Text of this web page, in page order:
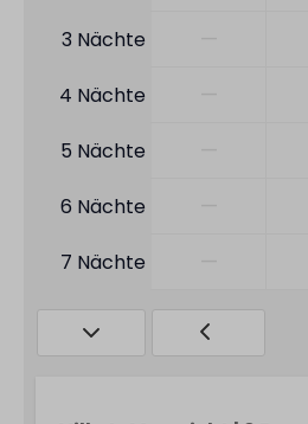
3 Nächte
4 Nächte
5 Nächte
6 Nächte
7 Nächte